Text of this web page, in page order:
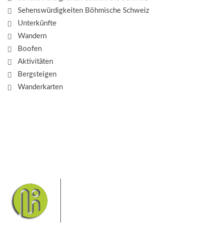
Sehenswürdigkeiten Böhmische Schweiz
Unterkünfte
Wandern
Boofen
Aktivitäten
Bergsteigen
Wanderkarten